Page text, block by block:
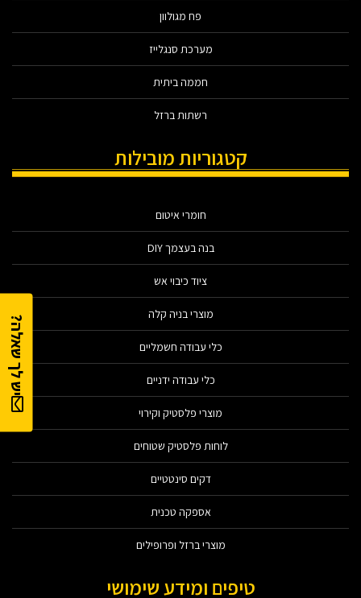
יש לך שאלה?
פח מגולוון
מערכת סנגלייז
חממה ביתית
רשתות ברזל
קטגוריות מובילות
חומרי איטום
בנה בעצמך DIY
ציוד כיבוי אש
מוצרי בניה קלה
כלי עבודה חשמליים
כלי עבודה ידניים
מוצרי פלסטיק וקירוי
לוחות פלסטיק שטוחים
דקים סינטטיים
אספקה טכנית
מוצרי ברזל ופרופילים
טיפים ומידע שימושי